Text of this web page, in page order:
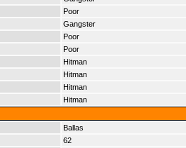
Poor
Gangster
Poor
Poor
Hitman
Hitman
Hitman
Hitman
Ballas
62